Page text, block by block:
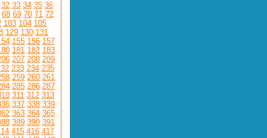
32 33 34 35 36
68 69 70 71 72
103 104 105
129 130 131
155 156 157
181 182 183
207 208 209
233 234 235
259 260 261
285 286 287
311 312 313
337 338 339
363 364 365
389 390 391
415 416 417